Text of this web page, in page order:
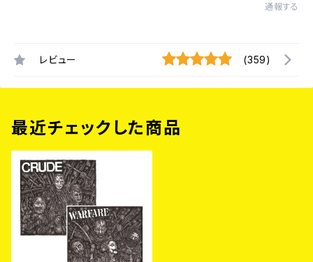
通報する
レビュー (359)
最近チェックした商品